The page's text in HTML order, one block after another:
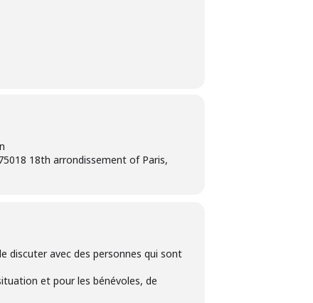
18th arrondissement of Paris,
discuter avec des personnes qui sont
et pour les bénévoles, de